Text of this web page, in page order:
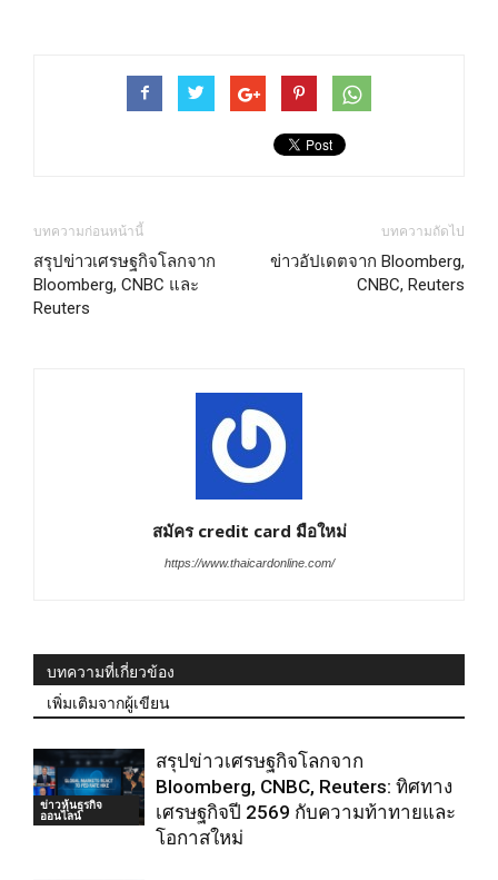
บทความก่อนหน้านี้
สรุปข่าวเศรษฐกิจโลกจาก
Bloomberg, CNBC และ
Reuters
บทความถัดไป
ข่าวอัปเดตจาก Bloomberg,
CNBC, Reuters
สมัคร credit card มือใหม่
https://www.thaicardonline.com/
บทความที่เกี่ยวข้อง
เพิ่มเติมจากผู้เขียน
ข่าวหุ้นธุรกิจ
ออนไลน์
สรุปข่าวเศรษฐกิจโลกจาก
Bloomberg, CNBC, Reuters: ทิศทาง
เศรษฐกิจปี 2569 กับความท้าทายและ
โอกาสใหม่